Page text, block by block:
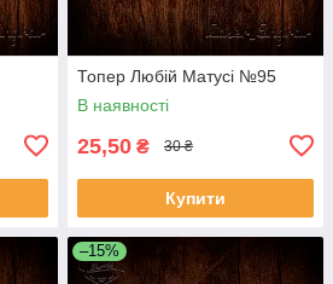
Топер Любій Матусі №95
В наявності
25,50 ₴ 30 ₴
Купити
–15%